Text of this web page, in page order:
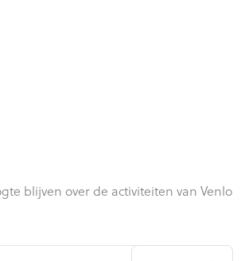
blijven over de activiteiten van Venlo